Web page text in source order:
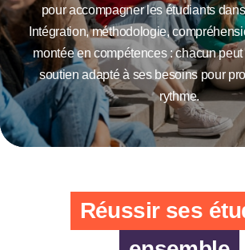
pour accompagner les étudiants
Intégration, méthodologie,
montée en compétences : chacun peut
soutien adapté à ses besoins pour
rythme.
Réussir ses